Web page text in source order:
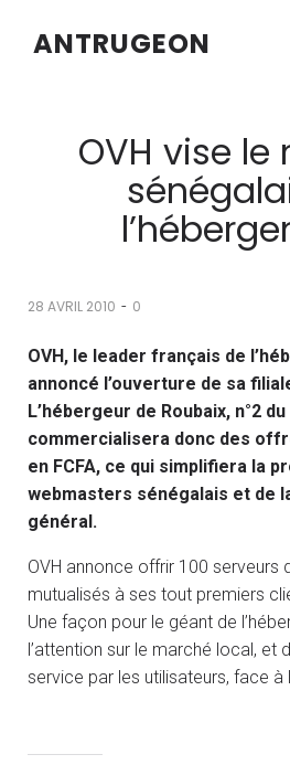
ANTRUGEON
OVH vise
28 AVRIL 2010 - 0
OVH, le leader français de
annoncé l’ouverture de sa
L’hébergeur de Roubaix, n°2
commercialisera donc des
en FCFA, ce qui simplifiera la
webmasters sénégalais et de
général.
OVH annonce offrir 100 serveurs
mutualisés à ses tout premiers
Une façon pour le géant de
l’attention sur le marché local, et
service par les utilisateurs, face à